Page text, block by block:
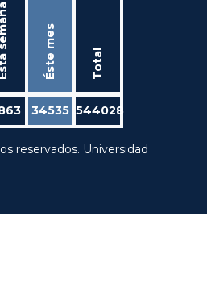
Éste mes Total
34535 544028
reservados. Universidad